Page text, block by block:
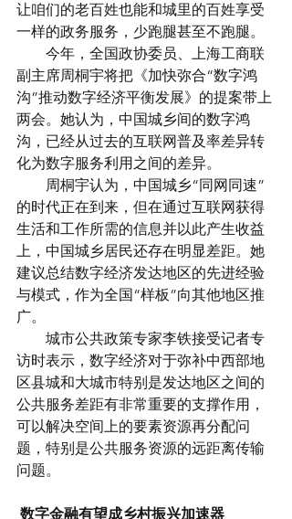
让咱们的老百姓也能和城里的百姓享受
一样的政务服务，少跑腿甚至不跑腿。
今年，全国政协委员、上海工商联
副主席周桐宇将把《加快弥合“数字鸿
沟”推动数字经济平衡发展》的提案带上
两会。她认为，中国城乡间的数字鸿
沟，已经从过去的互联网普及率差异转
化为数字服务利用之间的差异。
周桐宇认为，中国城乡“同网同速”
的时代正在到来，但在通过互联网获得
生活和工作所需的信息并以此产生收益
上，中国城乡居民还存在明显差距。她
建议总结数字经济发达地区的先进经验
与模式，作为全国“样板”向其他地区推
广。
城市公共政策专家李铁接受记者专
访时表示，数字经济对于弥补中西部地
区县城和大城市特别是发达地区之间的
公共服务差距有非常重要的支撑作用，
可以解决空间上的要素资源再分配问
题，特别是公共服务资源的远距离传输
问题。
数字金融有望成乡村振兴加速器